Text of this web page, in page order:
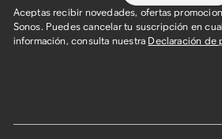
Aceptas recibir novedades, ofertas
Sonos. Puedes cancelar tu suscripción en
información, consulta nuestra Declaración de